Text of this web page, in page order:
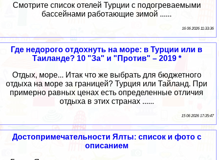
Смотрите список отелей Турции с подогреваемыми
бассейнами работающие зимой ......
16 06 2026 11:33:36
Где недорого отдохнуть на море: в Турции или в
Таиланде? 10 "За" и "Против" – 2019 *
Отдых, море... Итак что же выбрать для бюджетного
отдыха на море за границей? Турция или Тайланд. При
примерно равных ценах есть определенные отличия
отдыха в этих странах ......
15 06 2026 17:35:47
Достопримечательности Ялты: список и фото с
описанием